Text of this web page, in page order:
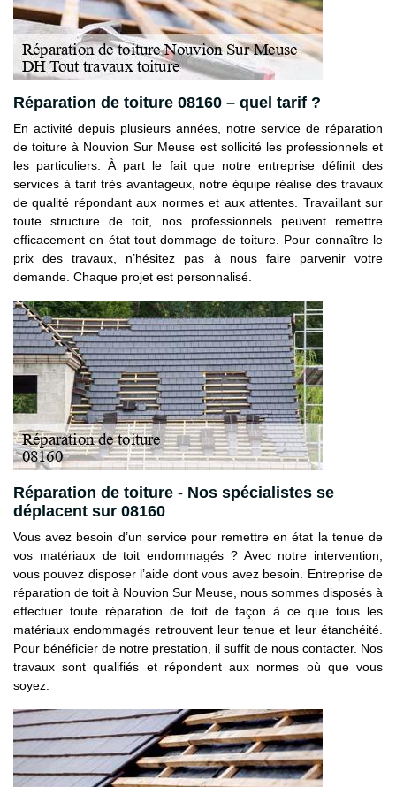
Réparation de toiture 08160 – quel tarif ?
En activité depuis plusieurs années, notre service de réparation
de toiture à Nouvion Sur Meuse est sollicité les professionnels et
les particuliers. À part le fait que notre entreprise définit des
services à tarif très avantageux, notre équipe réalise des travaux
de qualité répondant aux normes et aux attentes. Travaillant sur
toute structure de toit, nos professionnels peuvent remettre
efficacement en état tout dommage de toiture. Pour connaître le
prix des travaux, n’hésitez pas à nous faire parvenir votre
demande. Chaque projet est personnalisé.
Réparation de toiture - Nos spécialistes se
déplacent sur 08160
Vous avez besoin d’un service pour remettre en état la tenue de
vos matériaux de toit endommagés ? Avec notre intervention,
vous pouvez disposer l’aide dont vous avez besoin. Entreprise de
réparation de toit à Nouvion Sur Meuse, nous sommes disposés à
effectuer toute réparation de toit de façon à ce que tous les
matériaux endommagés retrouvent leur tenue et leur étanchéité.
Pour bénéficier de notre prestation, il suffit de nous contacter. Nos
travaux sont qualifiés et répondent aux normes où que vous
soyez.